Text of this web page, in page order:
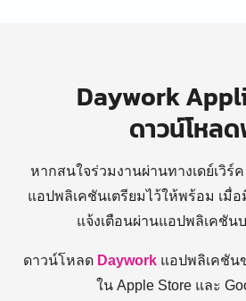
Daywork
ดาวน์โหล
หากสนใจร่วมงานผ่านทางเดย์เวิร์
แอปพลิเคชันเตรียมไว้ให้พร้อม เมื่
แจ้งเตือนผ่านแอปพลิเคชั
ดาวน์โหลด Daywork แอปพลิเคชัน
ใน Apple Store และ